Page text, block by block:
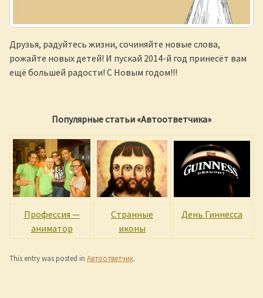
Друзья, радуйтесь жизни, сочиняйте новые слова,
рожайте новых детей! И пускай 2014-й год принесёт вам
ещё большей радости! С Новым годом!!!
Популярные статьи «Автоответчика»
Профессия —
аниматор
Странные
иконы
День Гиннесса
This entry was posted in Автоответчик.